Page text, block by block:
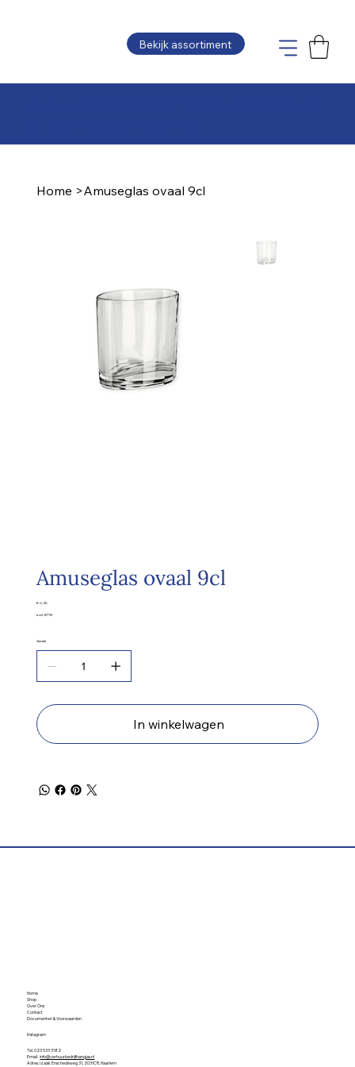
Bekijk assortiment
Home >Amuseglas ovaal 9cl
Amuseglas ovaal 9cl
Prijs
€ 0,45
excl. BTW
Aantal
In winkelwagen
Home
Shop
Over Ons
Contact
Documenten & Voorwaarden
Instagram
Tel. 023 533 3182
Email.info@verhuurbedrijfhangjas.nl
Adres. Izaäk Enschedéweg 31, 2031CR, Haarlem